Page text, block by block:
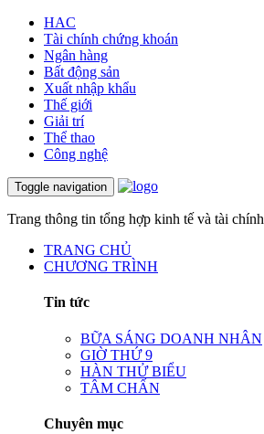
HAC
Tài chính chứng khoán
Ngân hàng
Bất động sản
Xuất nhập khẩu
Thế giới
Giải trí
Thể thao
Công nghệ
Toggle navigation
Trang thông tin tổng hợp kinh tế và tài chính
TRANG CHỦ
CHƯƠNG TRÌNH
Tin tức
BỮA SÁNG DOANH NHÂN
GIỜ THỨ 9
HÀN THỬ BIỂU
TÂM CHẤN
Chuyên mục